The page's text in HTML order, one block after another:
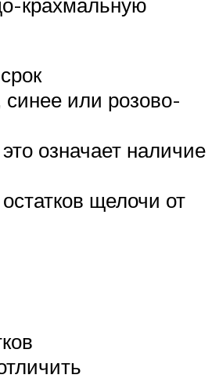
или розово-
означает наличие
щелочи от